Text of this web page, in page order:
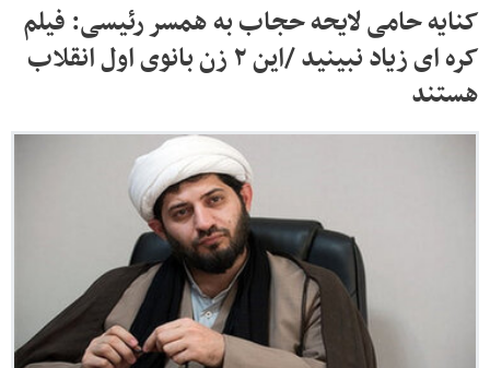
کنایه حامی لایحه حجاب به همسر رئیسی: فیلم
کره ای زیاد نبینید /این ۲ زن بانوی اول انقلاب
هستند